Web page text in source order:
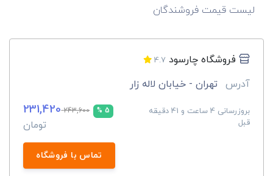
لیست قیمت فروشندگان
فروشگاه چارسود 4.7
آدرس تهران - خیابان لاله زار
بروزرسانی 4 ساعت و 41 دقیقه
قبل
5 %
243,600
231,420
تومان
تماس با فروشگاه